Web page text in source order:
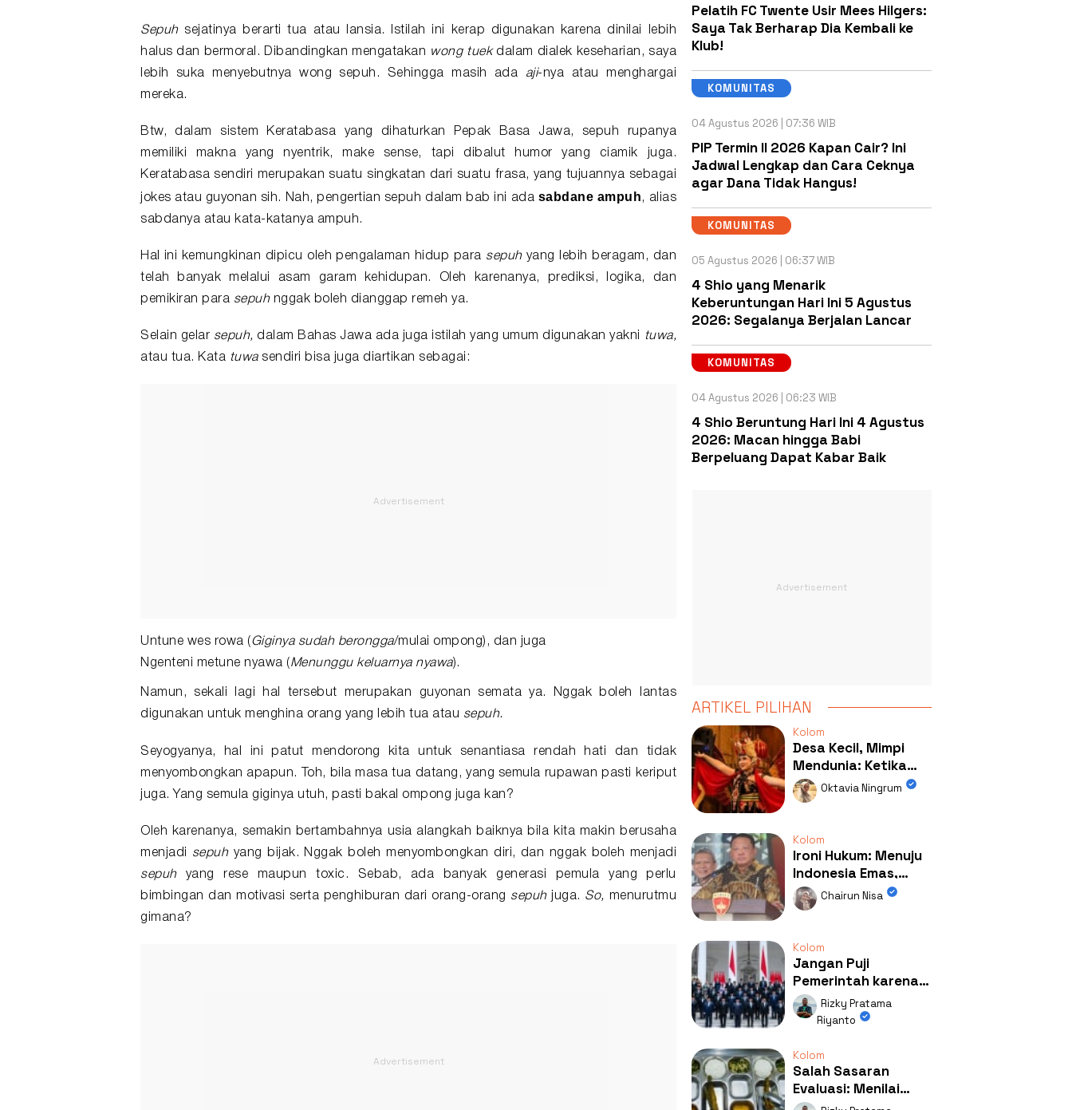
Sepuhsejatinya berarti tua atau lansia. Istilah ini kerap digunakan karena dinilai lebih
halus dan bermoral. Dibandingkan mengatakan wong tuekdalam dialek keseharian, saya
lebih suka menyebutnya wong sepuh. Sehingga masih ada aji-nya atau menghargai
mereka.
Btw, dalam sistem Keratabasa yang dihaturkan Pepak Basa Jawa, sepuh rupanya
memiliki makna yang nyentrik, make sense, tapi dibalut humor yang ciamik juga.
Keratabasa sendiri merupakan suatu singkatan dari suatu frasa, yang tujuannya sebagai
jokes atau guyonan sih. Nah, pengertian sepuh dalam bab ini ada sabdane ampuh , alias
sabdanya atau kata-katanya ampuh.
Hal ini kemungkinan dipicu oleh pengalaman hidup para sepuhyang lebih beragam, dan
telah banyak melalui asam garam kehidupan. Oleh karenanya, prediksi, logika, dan
pemikiran para sepuhnggak boleh dianggap remeh ya.
Selain gelar sepuh, dalam Bahas Jawa ada juga istilah yang umum digunakan yakni
tuwa,
atau tua. Kata tuwasendiri bisa juga diartikan sebagai:
Untune wes rowa ( Giginya sudah berongga/mulai ompong), dan juga
Ngenteni metune nyawa ( Menunggu keluarnya nyawa).
Namun, sekali lagi hal tersebut merupakan guyonan semata ya. Nggak boleh lantas
digunakan untuk menghina orang yang lebih tua atau sepuh.
Seyogyanya, hal ini patut mendorong kita untuk senantiasa rendah hati dan tidak
menyombongkan apapun. Toh, bila masa tua datang, yang semula rupawan pasti keriput
juga. Yang semula giginya utuh, pasti bakal ompong juga kan?
Oleh karenanya, semakin bertambahnya usia alangkah baiknya bila kita makin berusaha
menjadi sepuhyang bijak. Nggak boleh menyombongkan diri, dan nggak boleh menjadi
sepuhyang rese maupun toxic. Sebab, ada banyak generasi pemula yang perlu
bimbingan dan motivasi serta penghiburan dari orang-orang sepuhjuga. So, menurutmu
gimana?
Pelatih FC Twente Usir Mees Hilgers:
Saya Tak Berharap Dia Kembali ke
Klub!
KOMUNITAS
04 Agustus 2026 | 07:36 WIB
PIP Termin II 2026 Kapan Cair? Ini
Jadwal Lengkap dan Cara Ceknya
agar Dana Tidak Hangus!
KOMUNITAS
05 Agustus 2026 | 06:37 WIB
4 Shio yang Menarik
Keberuntungan Hari Ini 5 Agustus
2026: Segalanya Berjalan Lancar
KOMUNITAS
04 Agustus 2026 | 06:23 WIB
4 Shio Beruntung Hari Ini 4 Agustus
2026: Macan hingga Babi
Berpeluang Dapat Kabar Baik
ARTIKEL PILIHAN
Kolom
Desa Kecil, Mimpi
Mendunia: Ketika
Kolaborasi
Mengubah Wajah
Oktavia Ningrum
Kolom
Ironi Hukum: Menuju
Indonesia Emas,
Ternyata Emasnya
Ada di Rumah Febrie!
Chairun Nisa
Kolom
Jangan Puji
Pemerintah karena
Kerja: Mengapa
Publik Begitu Mudah
Rizky Pratama
Riyanto
Kolom
Salah Sasaran
Evaluasi: Menilai
Program MBG Lewat